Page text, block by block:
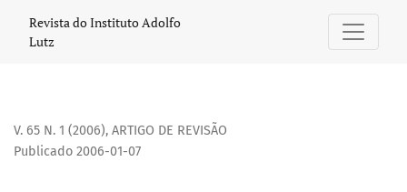
Influência da dieta alimentar na composição de ácidos
Revista do Instituto Adolfo
Lutz
V. 65 N. 1 (2006), ARTIGO DE REVISÃO
Publicado 2006-01-07